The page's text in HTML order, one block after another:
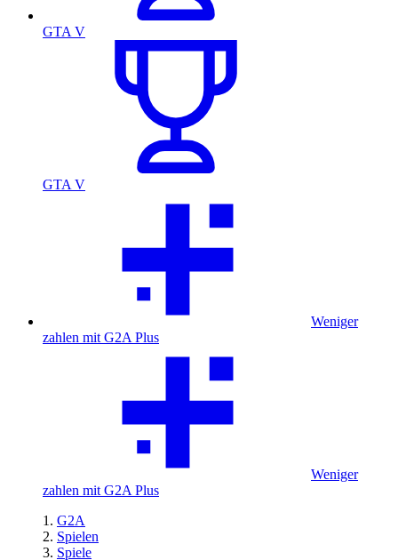
GTA V
GTA V
Weniger
zahlen mit G2A Plus
Weniger
zahlen mit G2A Plus
G2A
Spielen
Spiele